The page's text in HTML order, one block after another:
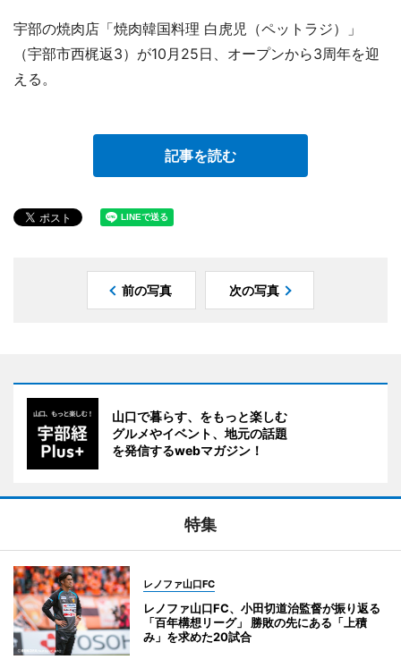
宇部の焼肉店「焼肉韓国料理 白虎児（ペットラジ）」
（宇部市西梶返3）が10月25日、オープンから3周年を迎
える。
記事を読む
前の写真 次の写真
山口で暮らす、をもっと楽しむ
グルメやイベント、地元の話題
を発信するwebマガジン！
特集
レノファ山口FC
レノファ山口FC、小田切道治監督が振り返る
「百年構想リーグ」 勝敗の先にある「上積
み」を求めた20試合